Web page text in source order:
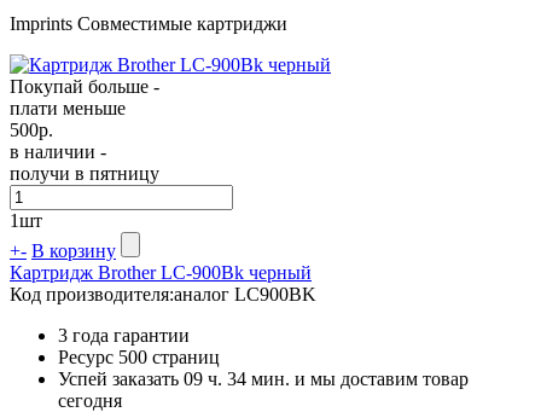
Imprints Совместимые картриджи
Покупай больше -
плати меньше
500р.
в наличии -
получи в пятницу
1шт
+- В корзину
Картридж Brother LC-900Bk черный
Код производителя:аналог LC900BK
3 года гарантии
Ресурс 500 страниц
Успей заказать 09 ч. 34 мин. и мы доставим товар
сегодня